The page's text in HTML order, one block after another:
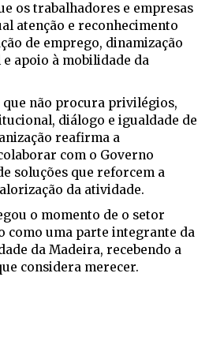
os trabalhadores e empresas
atenção e reconhecimento
de emprego, dinamização
apoio à mobilidade da
que não procura privilégios,
diálogo e igualdade de
reafirma a
com o Governo
soluções que reforcem a
da atividade.
o momento de o setor
como uma parte integrante da
da Madeira, recebendo a
considera merecer.